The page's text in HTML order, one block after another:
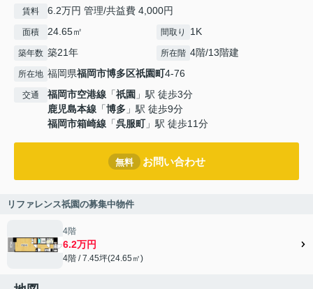
賃料 6.2万円 管理/共益費 4,000円
面積 24.65㎡ 間取り 1K
築年数 築21年 所在階 4階/13階建
所在地 福岡県福岡市博多区祇園町4-76
交通 福岡市空港線 「祇園 」駅 徒歩3分
鹿児島本線 「博多 」駅 徒歩9分
福岡市箱崎線 「呉服町」駅 徒歩11分
無料 お問い合わせ
リファレンス祇園の募集中物件
4階
6.2万円
4階 / 7.45坪(24.65㎡)